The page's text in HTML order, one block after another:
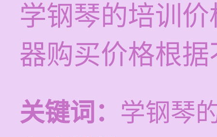
学钢琴的培训
器购买价格根
关键词： 学钢琴